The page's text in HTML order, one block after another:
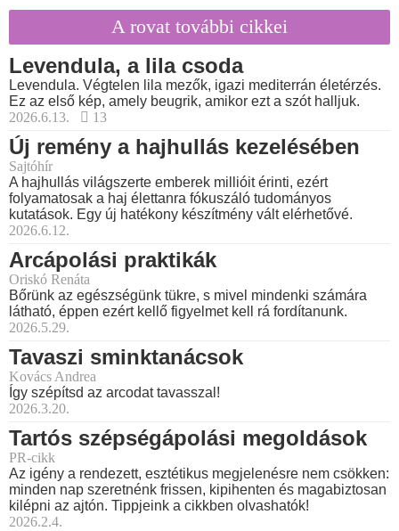
A rovat további cikkei
Levendula, a lila csoda
Levendula. Végtelen lila mezők, igazi mediterrán életérzés.
Ez az első kép, amely beugrik, amikor ezt a szót halljuk.
2026.6.13.
13
Új remény a hajhullás kezelésében
Sajtóhír
A hajhullás világszerte emberek millióit érinti, ezért
folyamatosak a haj élettanra fókuszáló tudományos
kutatások. Egy új hatékony készítmény vált elérhetővé.
2026.6.12.
Arcápolási praktikák
Oriskó Renáta
Bőrünk az egészségünk tükre, s mivel mindenki számára
látható, éppen ezért kellő figyelmet kell rá fordítanunk.
2026.5.29.
Tavaszi sminktanácsok
Kovács Andrea
Így szépítsd az arcodat tavasszal!
2026.3.20.
Tartós szépségápolási megoldások
PR-cikk
Az igény a rendezett, esztétikus megjelenésre nem csökken:
minden nap szeretnénk frissen, kipihenten és magabiztosan
kilépni az ajtón. Tippjeink a cikkben olvashatók!
2026.2.4.